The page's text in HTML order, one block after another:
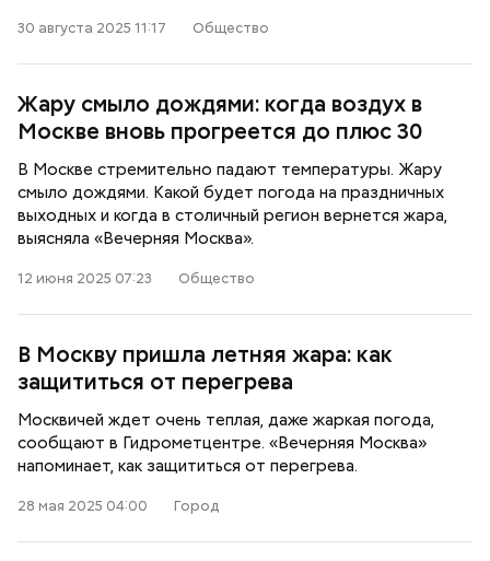
30 августа 2025 11:17 Общество
Жару смыло дождями: когда воздух в
Москве вновь прогреется до плюс 30
В Москве стремительно падают температуры. Жару
смыло дождями. Какой будет погода на праздничных
выходных и когда в столичный регион вернется жара,
выясняла «Вечерняя Москва».
12 июня 2025 07:23 Общество
В Москву пришла летняя жара: как
защититься от перегрева
Москвичей ждет очень теплая, даже жаркая погода,
сообщают в Гидрометцентре. «Вечерняя Москва»
напоминает, как защититься от перегрева.
28 мая 2025 04:00 Город